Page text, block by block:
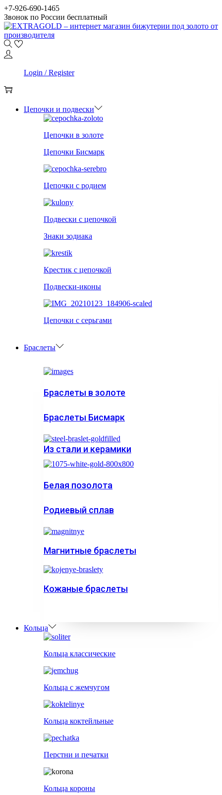
Skip
to
navigation
Skip
to
content
+7-926-690-1465
Звонок по России бесплатный
Login / Register
Цепочки и подвески
Цепочки в золоте
Цепочки Бисмарк
Цепочки с родием
Подвески с цепочкой
Знаки зодиака
Крестик с цепочкой
Подвески-иконы
Цепочки с серьгами
Браслеты
Браслеты в золоте
Браслеты Бисмарк
Из стали и керамики
Белая позолота
Родиевый сплав
Магнитные браслеты
Кожаные браслеты
Кольца
Кольца классические
Кольца с жемчугом
Кольца коктейльные
Перстни и печатки
Кольца короны